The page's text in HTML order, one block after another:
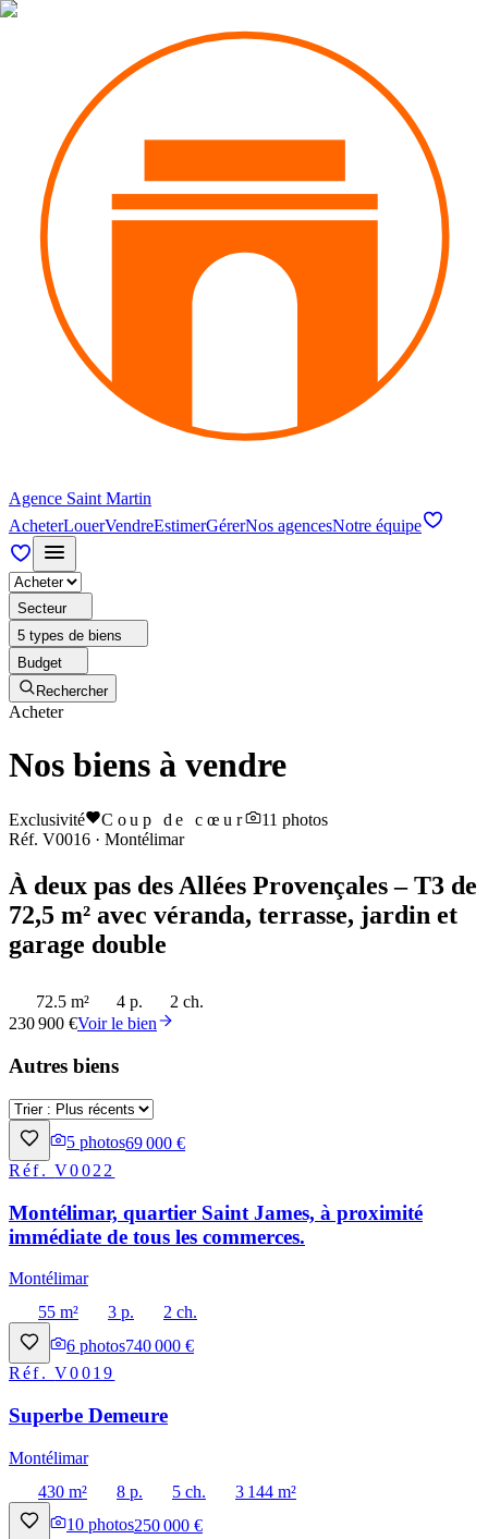
Agence Saint Martin
AcheterLouerVendreEstimerGérerNos agencesNotre équipe
Secteur
5 types de biens
Budget
Rechercher
Acheter
Nos biens à vendre
Exclusivité Coup de cœur 11 photos
Réf. V0016 · Montélimar
À deux pas des Allées Provençales – T3 de
72,5 m² avec véranda, terrasse, jardin et
garage double
72.5 m² 4 p.
2 ch.
230 900 €Voir le bien
Autres biens
5 photos69 000 €
Réf.V0022
Montélimar, quartier Saint James, à proximité
immédiate de tous les commerces.
Montélimar
55 m²
3 p.
2 ch.
6 photos740 000 €
Réf.V0019
Superbe Demeure
Montélimar
430 m²
8 p. 5 ch.
3 144 m²
10 photos250 000 €